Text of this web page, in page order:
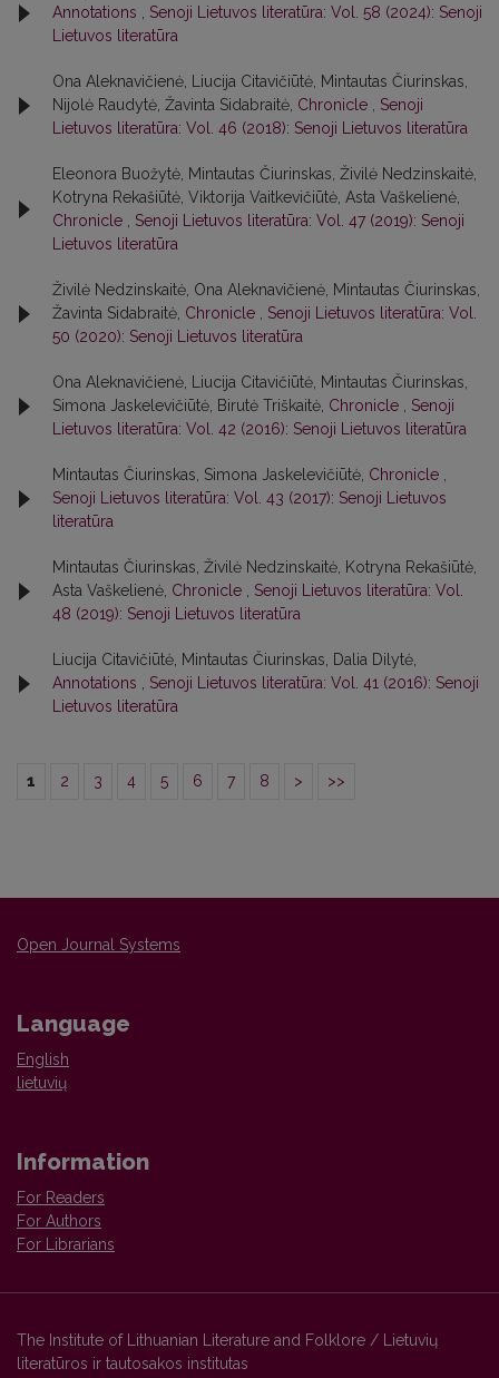
Annotations , Senoji Lietuvos literatūra: Vol. 58 (2024): Senoji
Lietuvos literatūra
Ona Aleknavičienė, Liucija Citavičiūtė, Mintautas Čiurinskas,
Nijolė Raudytė, Žavinta Sidabraitė, Chronicle , Senoji
Lietuvos literatūra: Vol. 46 (2018): Senoji Lietuvos literatūra
Eleonora Buožytė, Mintautas Čiurinskas, Živilė Nedzinskaitė,
Kotryna Rekašiūtė, Viktorija Vaitkevičiūtė, Asta Vaškelienė,
Chronicle , Senoji Lietuvos literatūra: Vol. 47 (2019): Senoji
Lietuvos literatūra
Živilė Nedzinskaitė, Ona Aleknavičienė, Mintautas Čiurinskas,
Žavinta Sidabraitė, Chronicle , Senoji Lietuvos literatūra: Vol.
50 (2020): Senoji Lietuvos literatūra
Ona Aleknavičienė, Liucija Citavičiūtė, Mintautas Čiurinskas,
Simona Jaskelevičiūtė, Birutė Triškaitė, Chronicle , Senoji
Lietuvos literatūra: Vol. 42 (2016): Senoji Lietuvos literatūra
Mintautas Čiurinskas, Simona Jaskelevičiūtė, Chronicle ,
Senoji Lietuvos literatūra: Vol. 43 (2017): Senoji Lietuvos
literatūra
Mintautas Čiurinskas, Živilė Nedzinskaitė, Kotryna Rekašiūtė,
Asta Vaškelienė, Chronicle , Senoji Lietuvos literatūra: Vol.
48 (2019): Senoji Lietuvos literatūra
Liucija Citavičiūtė, Mintautas Čiurinskas, Dalia Dilytė,
Annotations , Senoji Lietuvos literatūra: Vol. 41 (2016): Senoji
Lietuvos literatūra
1 2 3 4 5 6 7 8 > >>
Open Journal Systems
Language
English
lietuvių
Information
For Readers
For Authors
For Librarians
The Institute of Lithuanian Literature and Folklore / Lietuvių
literatūros ir tautosakos institutas